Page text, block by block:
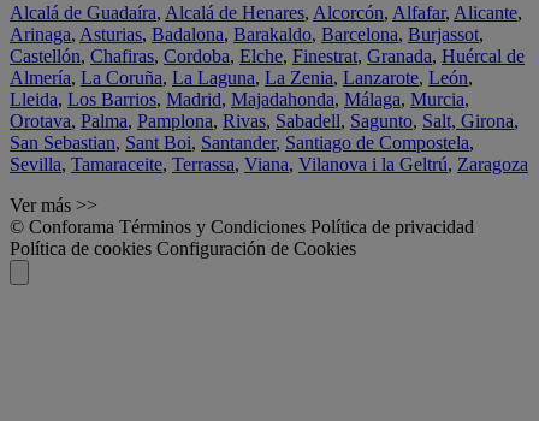
Alcalá de Guadaíra, Alcalá de Henares, Alcorcón, Alfafar, Alicante,
Arinaga, Asturias, Badalona, Barakaldo, Barcelona, Burjassot,
Castellón, Chafiras, Cordoba, Elche, Finestrat, Granada, Huércal de
Almería, La Coruña, La Laguna, La Zenia, Lanzarote, León,
Lleida, Los Barrios, Madrid, Majadahonda, Málaga, Murcia,
Orotava, Palma, Pamplona, Rivas, Sabadell, Sagunto, Salt, Girona,
San Sebastian, Sant Boi, Santander, Santiago de Compostela,
Sevilla, Tamaraceite, Terrassa, Viana, Vilanova i la Geltrú, Zaragoza
Ver más >>
© Conforama Términos y Condiciones Política de privacidad
Política de cookies Configuración de Cookies